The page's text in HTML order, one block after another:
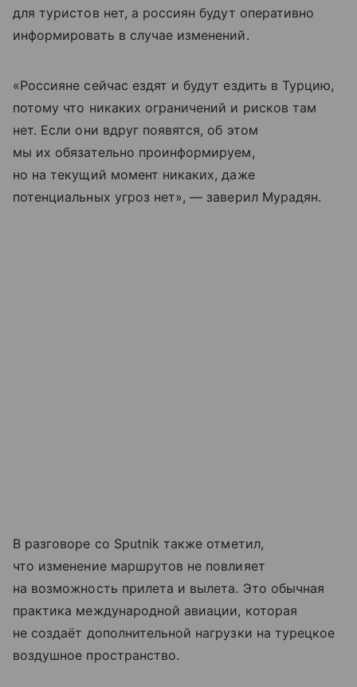
для туристов нет, а россиян будут оперативно
информировать в случае изменений.
«Россияне сейчас ездят и будут ездить в Турцию,
потому что никаких ограничений и рисков там
нет. Если они вдруг появятся, об этом
мы их обязательно проинформируем,
но на текущий момент никаких, даже
потенциальных угроз нет», — заверил Мурадян.
В разговоре со Sputnik также отметил,
что изменение маршрутов не повлияет
на возможность прилета и вылета. Это обычная
практика международной авиации, которая
не создаёт дополнительной нагрузки на турецкое
воздушное пространство.